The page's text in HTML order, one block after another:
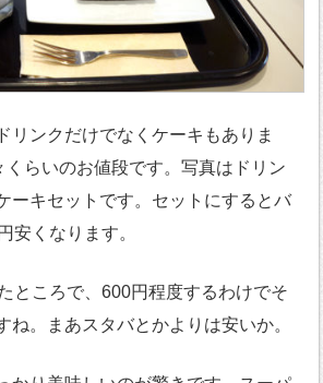
リンクだけでなくケーキもありま
らいのお値段です。写真はドリン
ーキセットです。セットにするとバ
安くなります。
ところで、600円程度するわけでそ
ね。まあスタバとかよりは安いか。